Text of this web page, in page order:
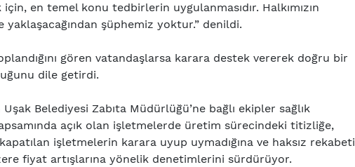
en temel konu tedbirlerin uygulanmasıdır. Halkımızın
yaklaşacağından şüphemiz yoktur.” denildi.
gören vatandaşlarsa karara destek vererek doğru bir
dile getirdi.
Belediyesi Zabıta Müdürlüğü’ne bağlı ekipler sağlık
açık olan işletmelerde üretim sürecindeki titizliğe,
işletmelerin karara uyup uymadığına ve haksız rekabeti
fiyat artışlarına yönelik denetimlerini sürdürüyor.